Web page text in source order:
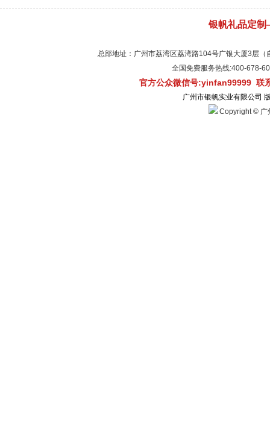
银帆礼品定
总部地址：广州市荔湾区荔湾路104号广银大厦3层
全国免费服务热线:400-
官方公众微信号:yinfan99999 联
广州市银帆实业有限公司
Copyright © 广